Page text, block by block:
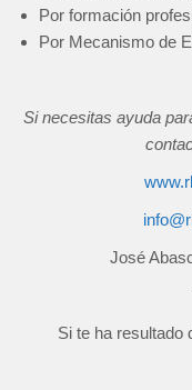
Por formación
Por Mecanismo de
Si necesitas ayuda
José
Si te ha resultado